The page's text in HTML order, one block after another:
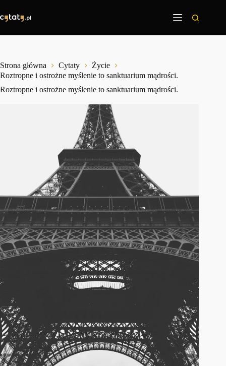
treści
Strona główna Cytaty
Życie
Roztropne i ostrożne myślenie to sanktuarium mądrości.
Roztropne i ostrożne myślenie to sanktuarium mądrości.